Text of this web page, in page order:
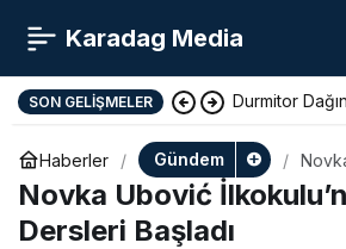
Karadag Media
SON GELIŞMELER Durmitor
Yunan Turist
Haberler Gündem
Novka Ubović
Dersleri Başladı